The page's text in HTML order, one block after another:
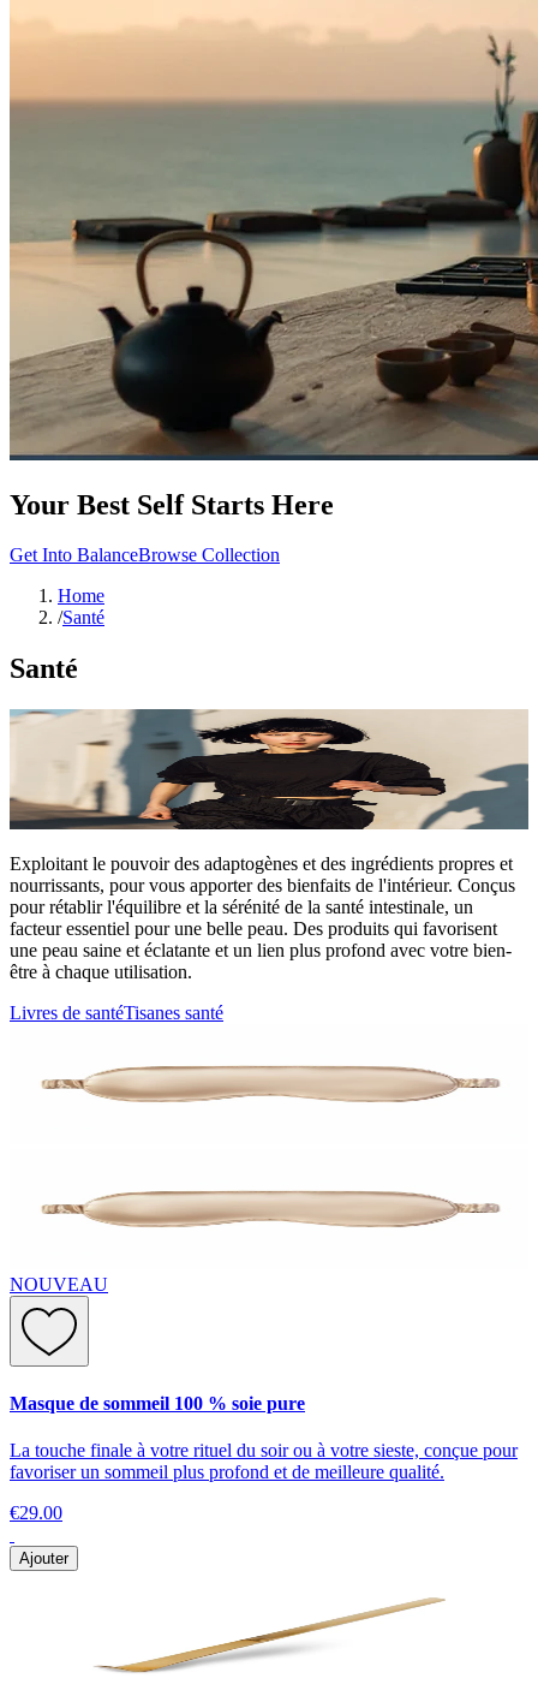
Your Best Self Starts Here
Get Into BalanceBrowse Collection
Home
/Santé
Santé
Exploitant le pouvoir des adaptogènes et des ingrédients propres et
nourrissants, pour vous apporter des bienfaits de l'intérieur. Conçus
pour rétablir l'équilibre et la sérénité de la santé intestinale, un
facteur essentiel pour une belle peau. Des produits qui favorisent
une peau saine et éclatante et un lien plus profond avec votre bien-
être à chaque utilisation.
Livres de santéTisanes santé
NOUVEAU
Masque de sommeil 100 % soie pure
La touche finale à votre rituel du soir ou à votre sieste, conçue pour
favoriser un sommeil plus profond et de meilleure qualité.
€29.00
Ajouter